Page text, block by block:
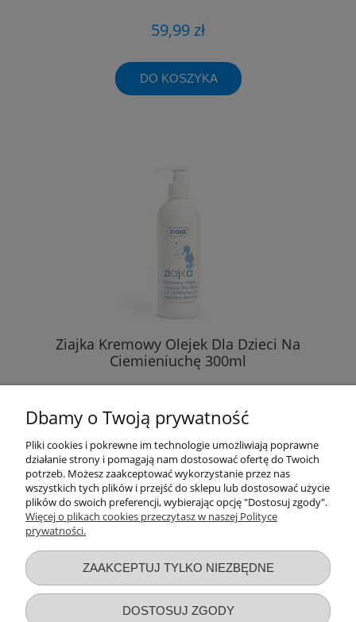
59,99 zł
DO KOSZYKA
Ziajka Kremowy Olejek Dla Dzieci Na
Ciemieniuchę 300ml
11,89 zł
( 1 l = 39,63 zł )
DO KOSZYKA
Dbamy o Twoją prywatność
Pliki cookies i pokrewne im technologie umożliwiają poprawne
działanie strony i pomagają nam dostosować ofertę do Twoich
potrzeb. Możesz zaakceptować wykorzystanie przez nas
wszystkich tych plików i przejść do sklepu lub dostosować użycie
plików do swoich preferencji, wybierając opcję "Dostosuj zgody".
Więcej o plikach cookies przeczytasz w naszej Polityce
prywatności.
ZAAKCEPTUJ TYLKO NIEZBĘDNE
DOSTOSUJ ZGODY